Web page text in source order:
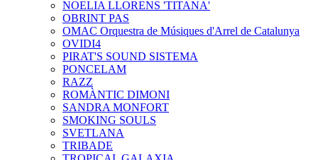
NOELIA LLORENS 'TITANA'
OBRINT PAS
OMAC Orquestra de Músiques d'Arrel de Catalunya
OVIDI4
PIRAT'S SOUND SISTEMA
PONCELAM
RAZZ
ROMÀNTIC DIMONI
SANDRA MONFORT
SMOKING SOULS
SVETLANA
TRIBADE